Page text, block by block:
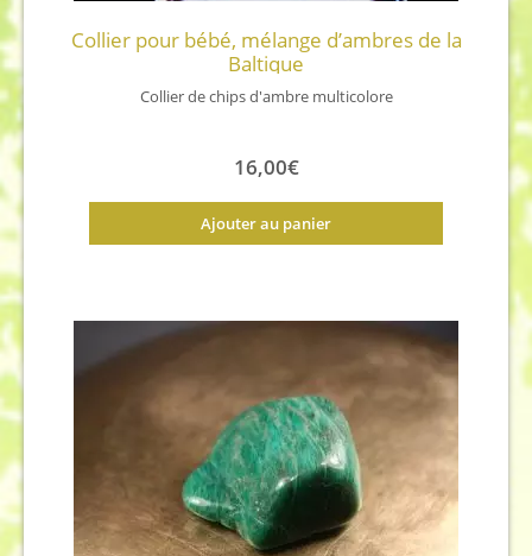
Collier pour bébé, mélange d’ambres de la
Baltique
Collier de chips d'ambre multicolore
16,00€
Ajouter au panier